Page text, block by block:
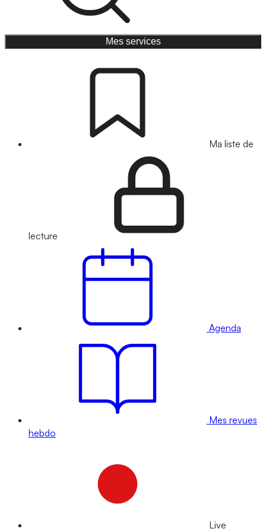
Mes services
Ma liste de
lecture
Agenda
Mes revues
hebdo
Live